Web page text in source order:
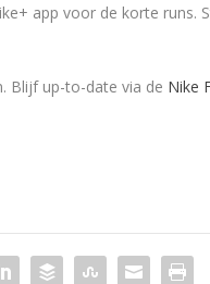
app voor de korte runs.
Blijf up-to-date via de Nike